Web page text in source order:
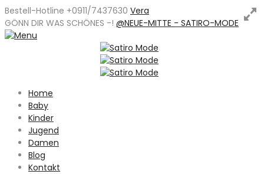
Bestell-Hotline +0911/7437630 Vera
GÖNN DIR WAS SCHÖNES -! @NEUE-MITTE - SATIRO-MODE
Home
Baby
Kinder
Jugend
Damen
Blog
Kontakt